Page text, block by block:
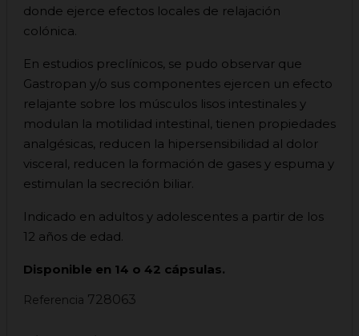
donde ejerce efectos locales de relajación
colónica.
En estudios preclínicos, se pudo observar que
Gastropan y/o sus componentes ejercen un efecto
relajante sobre los músculos lisos intestinales y
modulan la motilidad intestinal, tienen propiedades
analgésicas, reducen la hipersensibilidad al dolor
visceral, reducen la formación de gases y espuma y
estimulan la secreción biliar.
Indicado en adultos y adolescentes a partir de los
12 años de edad.
Disponible en 14 o 42 cápsulas.
Referencia 728063